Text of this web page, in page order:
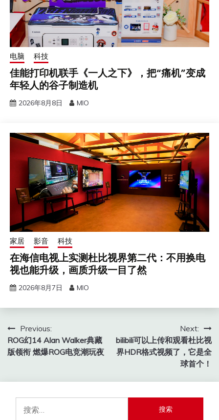
电脑 科技
佳能打印机联手《一人之下》，把“痛机”变成
年轻人的谷子制造机
2026年8月8日 MIO
家居 影音 科技
在海信电视上实测杜比视界第二代：不用换电
视也能升级，画质升级一目了然
2026年8月7日 MIO
文
章
航
Previous:
ROG幻14 Alan Walker典藏
版领衔 燃爆ROG电竞潮玩夜
Next:
bilibili可以上传和观看杜比视
界HDR格式视频了，它是全
球首个！
索：